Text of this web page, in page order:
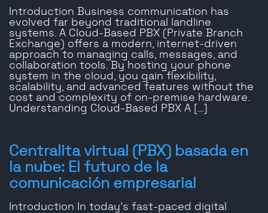
Introduction Business communication has
evolved far beyond traditional landline
systems. A Cloud-Based PBX (Private Branch
Exchange) offers a modern, internet-driven
approach to managing calls, messages, and
collaboration tools. By hosting your phone
system in the cloud, you gain flexibility,
scalability, and advanced features without the
cost and complexity of on-premise hardware.
Understanding Cloud-Based PBX A […]
Centralita virtual (PBX) basada en
la nube: El futuro de la
comunicación empresarial
Introduction In today’s fast-paced digital